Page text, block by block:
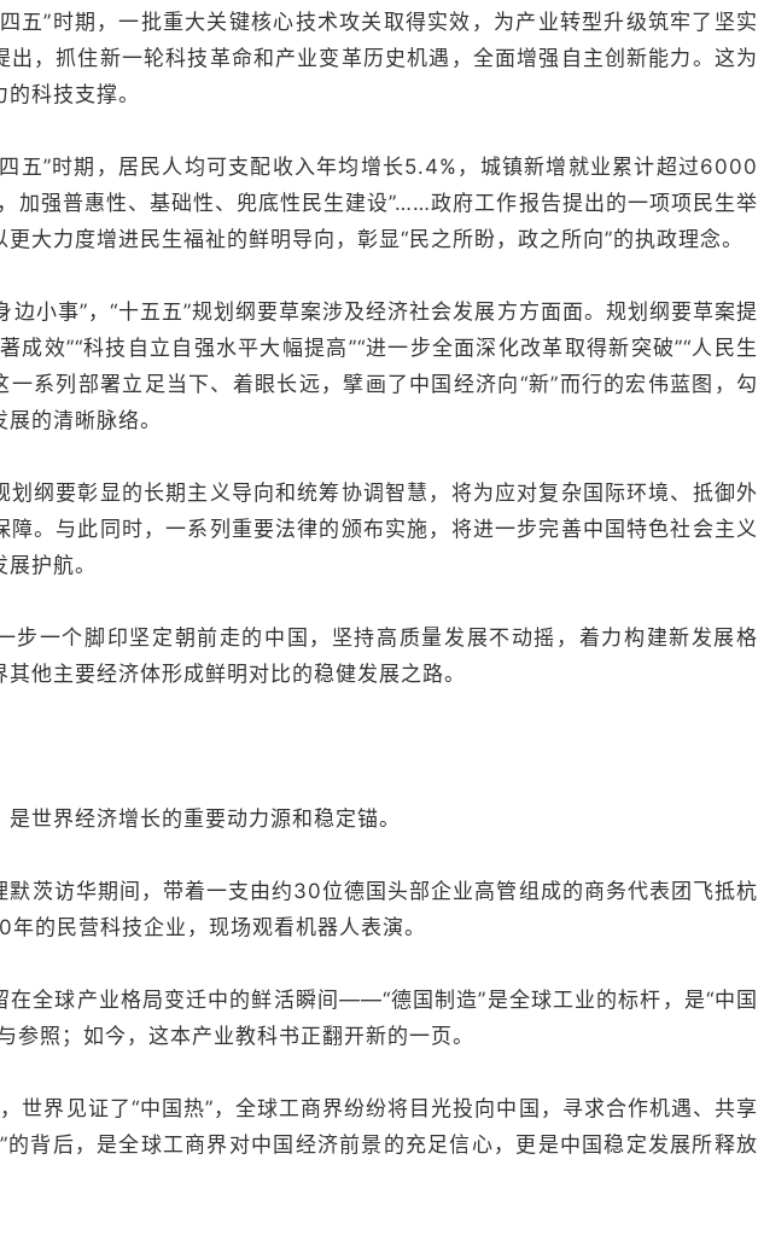
”时期，一批重大关键核心技术攻关取得实效，为产业转型升级筑牢了坚实
出，抓住新一轮科技革命和产业变革历史机遇，全面增强自主创新能力。这为
科技支撑。
”时期，居民人均可支配收入年均增长5.4%，城镇新增就业累计超过6000
加强普惠性、基础性、兜底性民生建设”……政府工作报告提出的一项项民生举
大力度增进民生福祉的鲜明导向，彰显“民之所盼，政之所向”的执政理念。
小事”，“十五五”规划纲要草案涉及经济社会发展方方面面。规划纲要草案提
成效”“科技自立自强水平大幅提高”“进一步全面深化改革取得新突破”“人民生
系列部署立足当下、着眼长远，擘画了中国经济向“新”而行的宏伟蓝图，勾
的清晰脉络。
要彰显的长期主义导向和统筹协调智慧，将为应对复杂国际环境、抵御外
障。与此同时，一系列重要法律的颁布实施，将进一步完善中国特色社会主义
护航。
一个脚印坚定朝前走的中国，坚持高质量发展不动摇，着力构建新发展格
他主要经济体形成鲜明对比的稳健发展之路。
界经济增长的重要动力源和稳定锚。
访华期间，带着一支由约30位德国头部企业高管组成的商务代表团飞抵杭
的民营科技企业，现场观看机器人表演。
全球产业格局变迁中的鲜活瞬间——“德国制造”是全球工业的标杆，是“中国
参照；如今，这本产业教科书正翻开新的一页。
界见证了“中国热”，全球工商界纷纷将目光投向中国，寻求合作机遇、共享
的背后，是全球工商界对中国经济前景的充足信心，更是中国稳定发展所释放